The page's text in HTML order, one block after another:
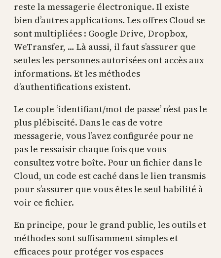
reste la messagerie électronique. Il existe
bien d’autres applications. Les offres Cloud se
sont multipliées : Google Drive, Dropbox,
WeTransfer, … Là aussi, il faut s’assurer que
seules les personnes autorisées ont accès aux
informations. Et les méthodes
d’authentifications existent.
Le couple ‘identifiant/mot de passe’ n’est pas le
plus plébiscité. Dans le cas de votre
messagerie, vous l’avez configurée pour ne
pas le ressaisir chaque fois que vous
consultez votre boîte. Pour un fichier dans le
Cloud, un code est caché dans le lien transmis
pour s’assurer que vous êtes le seul habilité à
voir ce fichier.
En principe, pour le grand public, les outils et
méthodes sont suffisamment simples et
efficaces pour protéger vos espaces